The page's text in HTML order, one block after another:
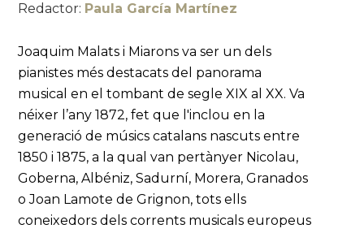
Redactor: Paula García Martínez
Joaquim Malats i Miarons va ser un dels
pianistes més destacats del panorama
musical en el tombant de segle XIX al XX. Va
néixer l’any 1872, fet que l'inclou en la
generació de músics catalans nascuts entre
1850 i 1875, a la qual van pertànyer Nicolau,
Goberna, Albéniz, Sadurní, Morera, Granados
o Joan Lamote de Grignon, tots ells
coneixedors dels corrents musicals europeus